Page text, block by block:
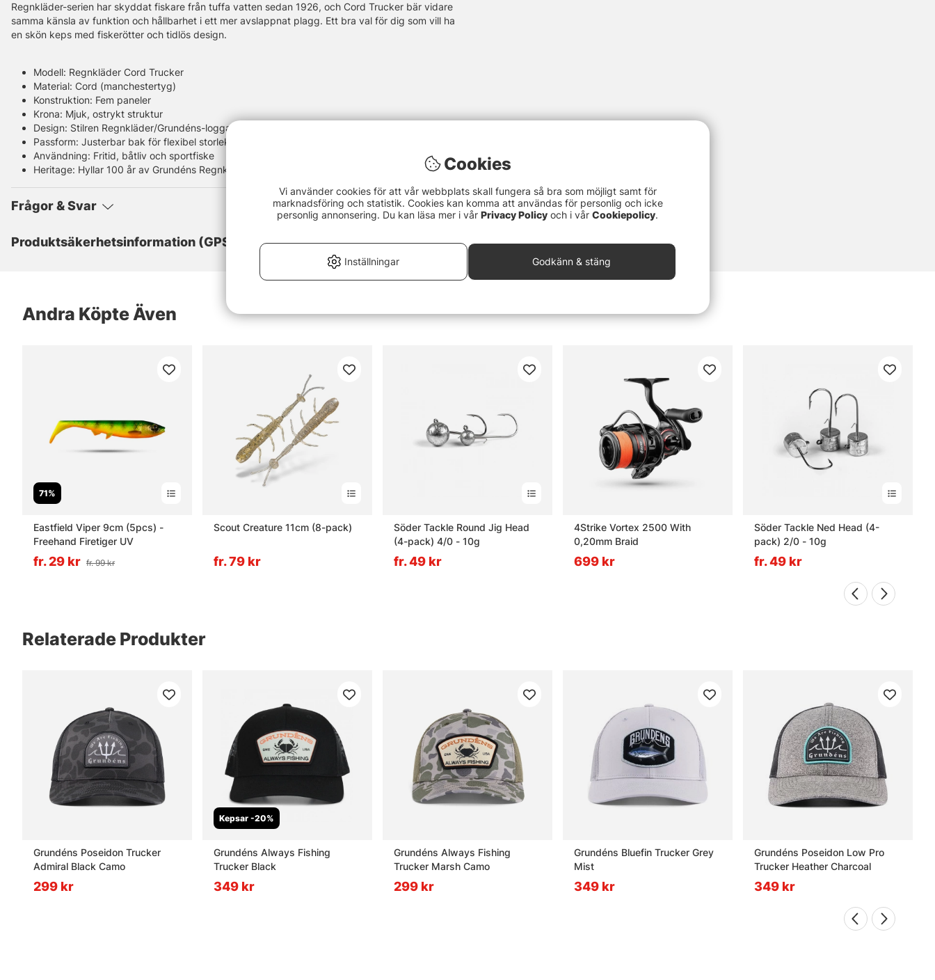
Regnkläder-serien har skyddat fiskare från tuffa vatten sedan 1926, och Cord Trucker bär vidare
samma känsla av funktion och hållbarhet i ett mer avslappnat plagg. Ett bra val för dig som vill ha
en skön keps med fiskerötter och tidlös design.
Modell: Regnkläder Cord Trucker
Material: Cord (manchestertyg)
Konstruktion: Fem paneler
Krona: Mjuk, ostrykt struktur
Design: Stilren Regnkläder/Grundéns-logga
Passform: Justerbar bak för flexibel storlek
Användning: Fritid, båtliv och sportfiske
Heritage: Hyllar 100 år av Grundéns Regnkläder-arv (sedan 1926)
Frågor & Svar
Produktsäkerhetsinformation (GPSR)
Andra Köpte Även
71%
Eastfield Viper 9cm (5pcs) -
Freehand Firetiger UV
fr. 29 kr fr. 99 kr
Scout Creature 11cm (8-pack)
fr. 79 kr
Söder Tackle Round Jig Head
(4-pack) 4/0 - 10g
fr. 49 kr
4Strike Vortex 2500 With
0,20mm Braid
699 kr
Söder Tackle Ned Head (4-
pack) 2/0 - 10g
fr. 49 kr
Relaterade Produkter
Grundéns Poseidon Trucker
Admiral Black Camo
299 kr
Kepsar -20%
Grundéns Always Fishing
Trucker Black
349 kr
Grundéns Always Fishing
Trucker Marsh Camo
299 kr
Grundéns Bluefin Trucker Grey
Mist
349 kr
Grundéns Poseidon Low Pro
Trucker Heather Charcoal
349 kr
Cookies
Vi använder cookies för att vår webbplats skall fungera så bra som möjligt samt för
marknadsföring och statistik. Cookies kan komma att användas för personlig och icke
personlig annonsering. Du kan läsa mer i vår Privacy Policy och i vår Cookiepolicy.
Inställningar Godkänn & stäng